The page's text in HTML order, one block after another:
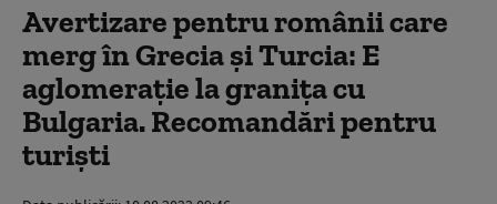
Avertizare pentru românii care
merg în Grecia și Turcia: E
aglomerație la granița cu
Bulgaria. Recomandări pentru
turiști